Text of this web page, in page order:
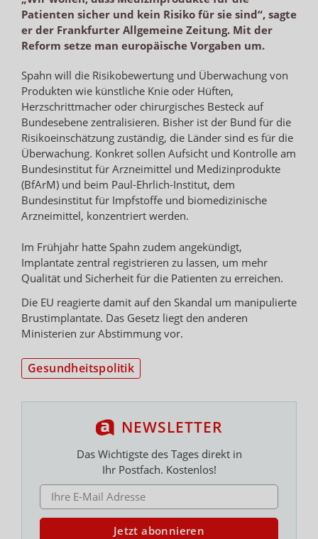
Patienten sicher und kein Risiko für sie sind“, sagte
er der Frankfurter Allgemeine Zeitung. Mit der
Reform setze man europäische Vorgaben um.
Spahn will die Risikobewertung und Überwachung von
Produkten wie künstliche Knie oder Hüften,
Herzschrittmacher oder chirurgisches Besteck auf
Bundesebene zentralisieren. Bisher ist der Bund für die
Risikoeinschätzung zuständig, die Länder sind es für die
Überwachung. Konkret sollen Aufsicht und Kontrolle am
Bundesinstitut für Arzneimittel und Medizinprodukte
(BfArM) und beim Paul-Ehrlich-Institut, dem
Bundesinstitut für Impfstoffe und biomedizinische
Arzneimittel, konzentriert werden.
Im Frühjahr hatte Spahn zudem angekündigt,
Implantate zentral registrieren zu lassen, um mehr
Qualität und Sicherheit für die Patienten zu erreichen.
Die EU reagierte damit auf den Skandal um manipulierte
Brustimplantate. Das Gesetz liegt den anderen
Ministerien zur Abstimmung vor.
Gesundheitspolitik
NEWSLETTER
Das Wichtigste des Tages direkt in
Ihr Postfach. Kostenlos!
E-MAIL ADRESSE
Jetzt abonnieren